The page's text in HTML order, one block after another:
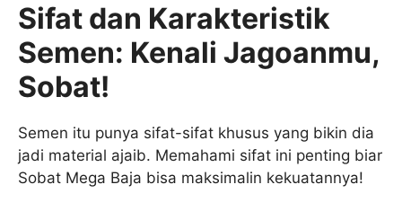
Sifat dan Karakteristik
Semen: Kenali Jagoanmu,
Sobat!
Semen itu punya sifat-sifat khusus yang bikin dia
jadi material ajaib. Memahami sifat ini penting biar
Sobat Mega Baja bisa maksimalin kekuatannya!